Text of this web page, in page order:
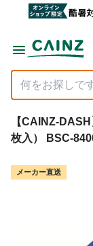
【CAINZ-
枚入） BSC-
メーカー直送